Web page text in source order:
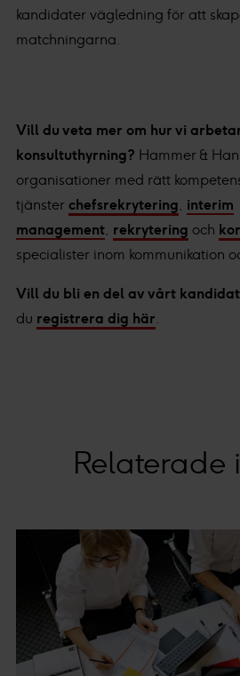
kandidater vägledning för att
matchningarna.
Vill du veta mer om hur vi
konsultuthyrning? Hammer &
organisationer med rätt
tjänster chefsrekrytering, interim
management, rekrytering och
specialister inom kommunikation
Vill du bli en del av vårt
du registrera dig här.
Relaterade